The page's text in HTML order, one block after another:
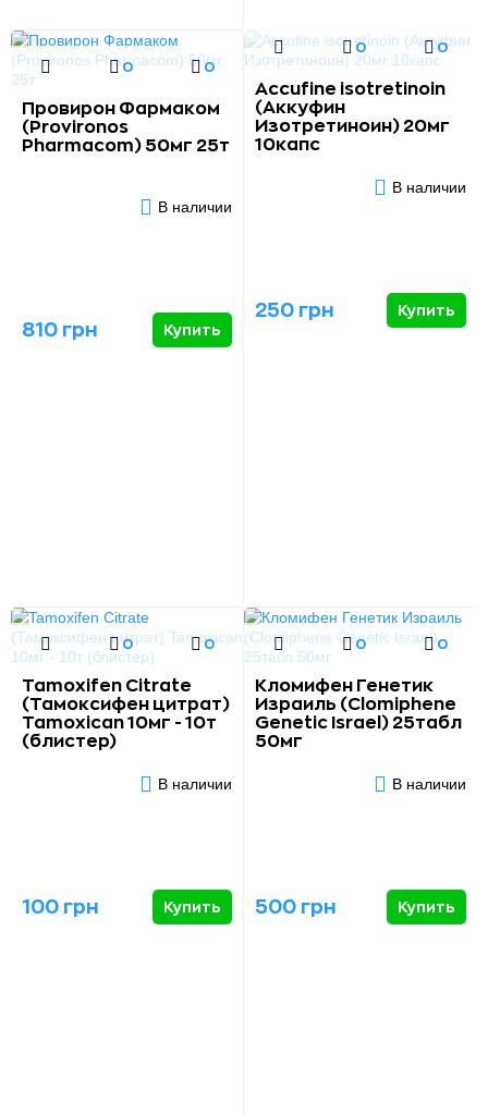
0 0
Провирон Фармаком
(Provironos
Pharmacom) 50мг 25т
В наличии
810 грн Купить
0 0
Accufine isotretinoin
(Аккуфин
Изотретиноин) 20мг
10капс
В наличии
250 грн Купить
0 0
Tamoxifen Citrate
(Тамоксифен цитрат)
Tamoxican 10мг - 10т
(блистер)
В наличии
100 грн Купить
0 0
Кломифен Генетик
Израиль (Clomiphene
Genetic Israel) 25табл
50мг
В наличии
500 грн Купить